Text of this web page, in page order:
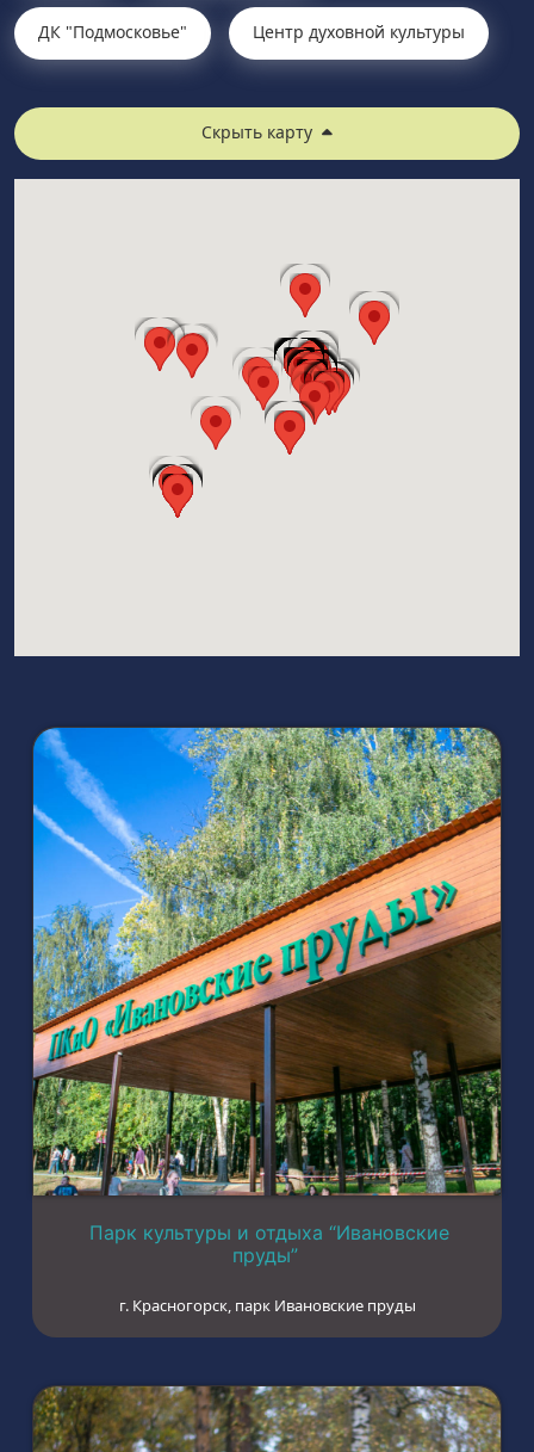
ДК "Подмосковье" Центр духовной культуры
Скрыть карту
Парк культуры и отдыха “Ивановские
пруды”
г. Красногорск, парк Ивановские пруды